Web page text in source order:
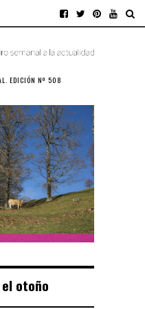
EDICIÓN Nº 508
otoño